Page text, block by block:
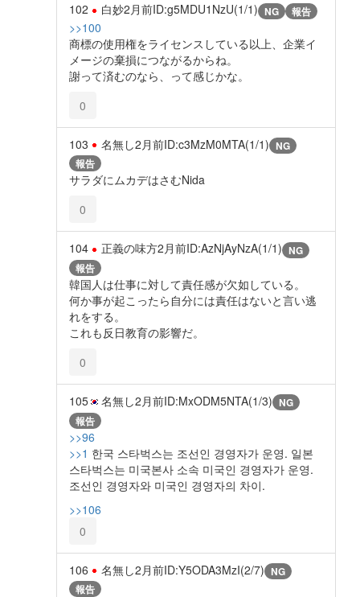
102 白妙2月前ID:g5MDU1NzU(1/1) NG 報告
>>100
商標の使用権をライセンスしている以上、企業イ
メージの棄損につながるからね。
謝って済むのなら、って感じかな。
0
103 名無し2月前ID:c3MzM0MTA(1/1) NG
報告
サラダにムカデはさむNida
0
104 正義の味方2月前ID:AzNjAyNzA(1/1) NG
報告
韓国人は仕事に対して責任感が欠如している。
何か事が起こったら自分には責任はないと言い逃
れをする。
これも反日教育の影響だ。
0
105 名無し2月前ID:MxODM5NTA(1/3) NG
報告
>>96
>>1 한국 스타벅스는 조선인 경영자가 운영. 일본
스타벅스는 미국본사 소속 미국인 경영자가 운영.
조선인 경영자와 미국인 경영자의 차이.
>>106
0
106 名無し2月前ID:Y5ODA3MzI(2/7) NG
報告